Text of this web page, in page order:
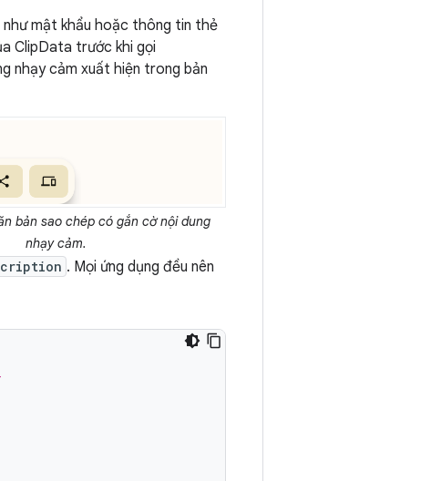
như mật khẩu hoặc thông tin thẻ
ClipData trước khi gọi
nhạy cảm xuất hiện trong bản
bản sao chép có gắn cờ nội dung
nhạy cảm.
. Mọi ứng dụng đều nên